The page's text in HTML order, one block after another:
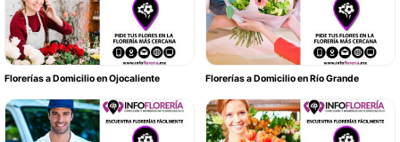
Florerías a Domicilio en Ojocaliente Florerías a Domicilio en Río Grande